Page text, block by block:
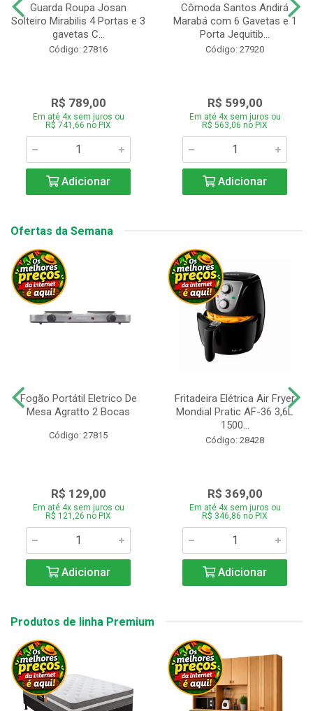
Guarda Roupa Josan
Solteiro Mirabilis 4 Portas e 3
gavetas C...
Código: 27816
R$ 789,00
Em até 4x sem juros ou
R$ 741,66 no PIX
Adicionar
Cômoda Santos Andirá
Marabá com 6 Gavetas e 1
Porta Jequitib...
Código: 27920
R$ 599,00
Em até 4x sem juros ou
R$ 563,06 no PIX
Adicionar
Ofertas da Semana
Fogão Portátil Eletrico De
Mesa Agratto 2 Bocas
Código: 27815
R$ 129,00
Em até 4x sem juros ou
R$ 121,26 no PIX
Adicionar
Fritadeira Elétrica Air Fryer
Mondial Pratic AF-36 3,6L
1500...
Código: 28428
R$ 369,00
Em até 4x sem juros ou
R$ 346,86 no PIX
Adicionar
Produtos de linha Premium